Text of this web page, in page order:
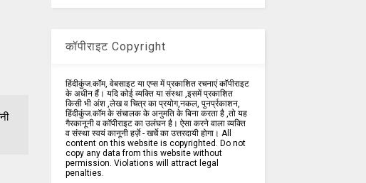
कॉपीराइट Copyright
हिंदीकुंज.कॉम, वेबसाइट या एप्स में प्रकाशित रचनाएं कॉपीराइट
के अधीन हैं। यदि कोई व्यक्ति या संस्था ,इसमें प्रकाशित
किसी भी अंश ,लेख व चित्र का प्रयोग,नकल, पुनर्प्रकाशन,
हिंदीकुंज.कॉम के संचालक के अनुमति के बिना करता है ,तो यह
गैरकानूनी व कॉपीराइट का उलंघन है। ऐसा करने वाला व्यक्ति
व संस्था स्वयं कानूनी हर्ज़े - खर्चे का उत्तरदायी होगा। All
content on this website is copyrighted. Do not
copy any data from this website without
permission. Violations will attract legal
penalties.